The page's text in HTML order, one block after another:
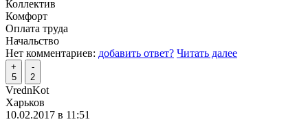
Коллектив
Комфорт
Оплата труда
Начальство
Нет комментариев: добавить ответ? Читать далее
+
5
-
2
VrednKot
Харьков
10.02.2017 в 11:51